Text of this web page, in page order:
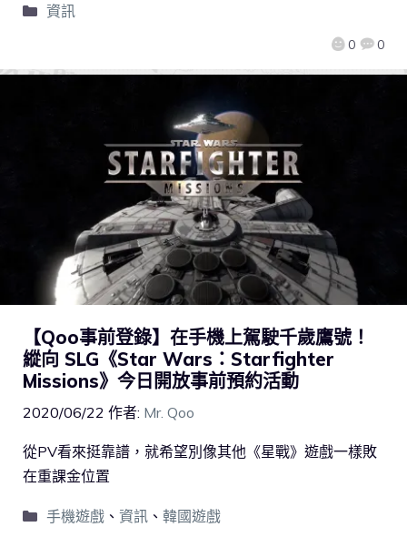
0 0
資訊
【Qoo事前登錄】在手機上駕駛千歲鷹號！
縱向 SLG《Star Wars：Starfighter
Missions》今日開放事前預約活動
2020/06/22 作者: Mr. Qoo
從PV看來挺靠譜，就希望別像其他《星戰》遊戲一樣敗
在重課金位置
手機遊戲、 資訊、 韓國遊戲